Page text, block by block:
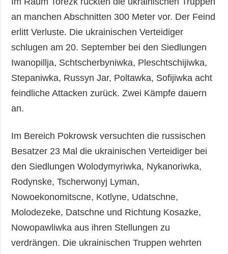
an manchen Abschnitten 300 Meter vor. Der Feind
erlitt Verluste. Die ukrainischen Verteidiger
schlugen am 20. September bei den Siedlungen
Iwanopillja, Schtscherbyniwka, Pleschtschijiwka,
Stepaniwka, Russyn Jar, Poltawka, Sofijiwka acht
feindliche Attacken zurück. Zwei Kämpfe dauern
an.
Im Bereich Pokrowsk versuchten die russischen
Besatzer 23 Mal die ukrainischen Verteidiger bei
den Siedlungen Wolodymyriwka, Nykanoriwka,
Rodynske, Tscherwonyj Lyman,
Nowoekonomitscne, Kotlyne, Udatschne,
Molodezeke, Datschne und Richtung Kosazke,
Nowopawliwka aus ihren Stellungen zu
verdrängen. Die ukrainischen Truppen wehrten